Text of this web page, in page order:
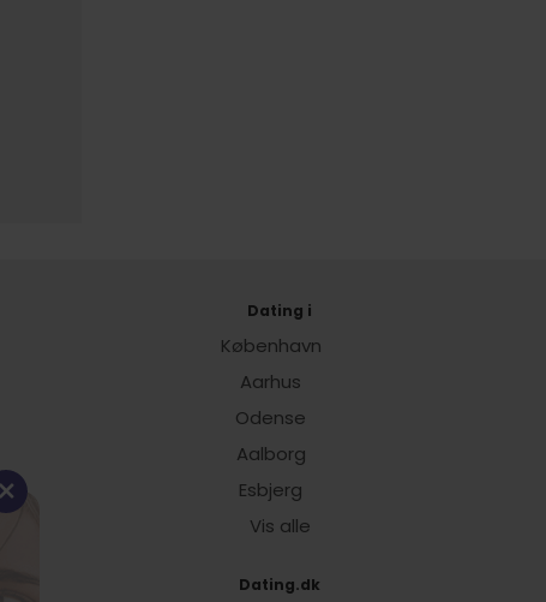
Dating i
København
Aarhus
Odense
Aalborg
Esbjerg
Vis alle
Dating.dk